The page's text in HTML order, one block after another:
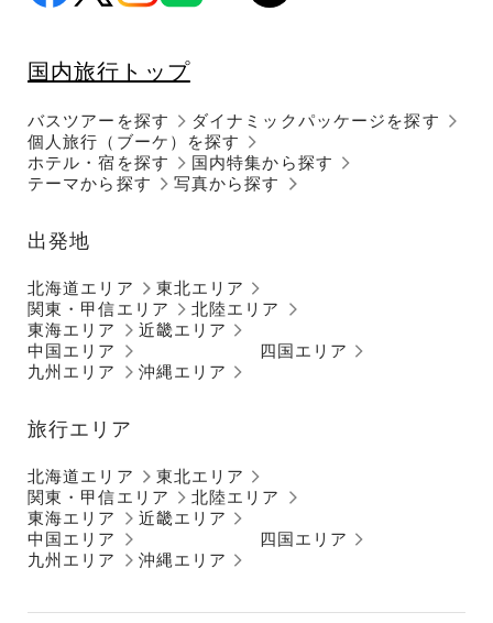
国内旅行トップ
バスツアーを探す
個人旅行（ブーケ）を探す
ダイナミックパッケージを探す
ホテル・宿を探す
国内特集から探す
テーマから探す
写真から探す
出発地
北海道エリア
東北エリア
関東・甲信エリア
北陸エリア
東海エリア
近畿エリア
中国エリア
四国エリア
九州エリア
沖縄エリア
旅行エリア
北海道エリア
東北エリア
関東・甲信エリア
北陸エリア
東海エリア
近畿エリア
中国エリア
四国エリア
九州エリア
沖縄エリア